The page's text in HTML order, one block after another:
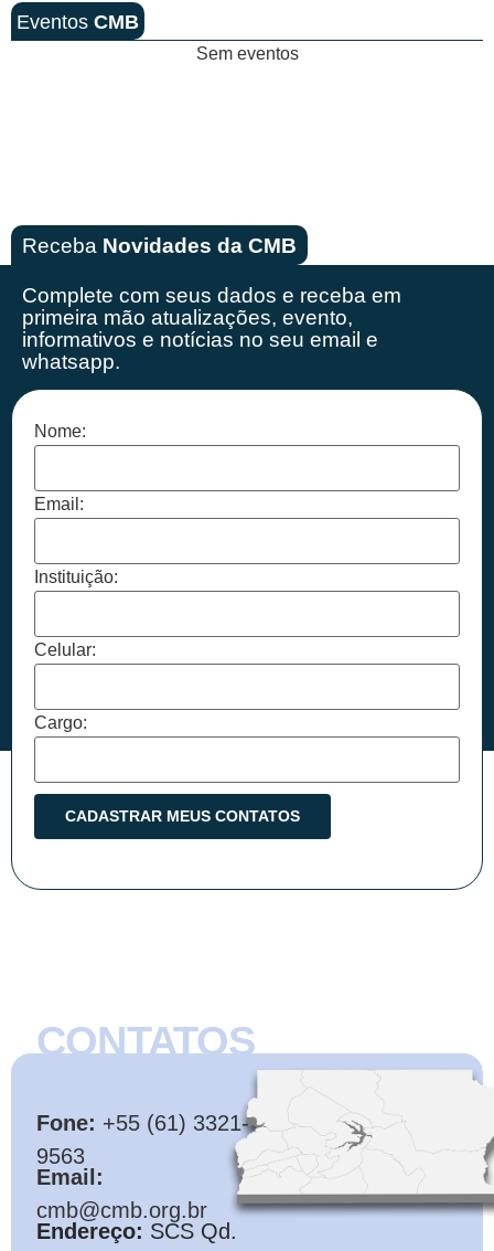
Eventos CMB
Sem eventos
Receba Novidades da CMB
Complete com seus dados e receba em
primeira mão atualizações, evento,
informativos e notícias no seu email e
whatsapp.
Nome:
Email:
Instituição:
Celular:
Cargo:
CONTATOS
Fone: +55 (61) 3321-
9563
Email:
cmb@cmb.org.br
Endereço: SCS Qd.